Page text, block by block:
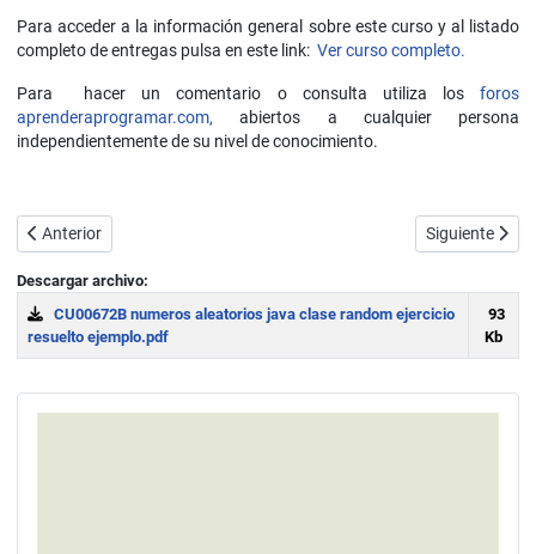
Para acceder a la información general sobre este curso y al listado
completo de entregas pulsa en este link: Ver curso completo.
Para hacer un comentario o consulta utiliza losforos
aprenderaprogramar.com, abiertos a cualquier persona
independientemente de su nivel de conocimiento.
Artículo anterior: Métodos get y remove de ArrayList Java. Tipo
Anterior Artículo
Siguiente
Descargar archivo:
CU00672B numeros aleatorios java clase random ejercicio
resuelto ejemplo.pdf
93
Kb